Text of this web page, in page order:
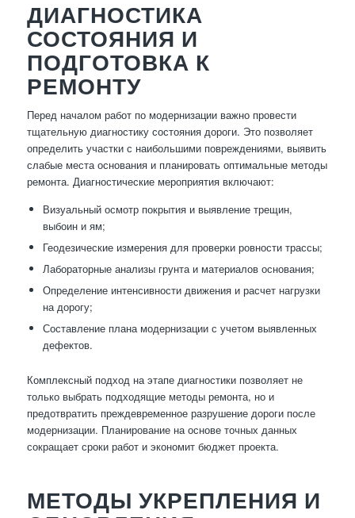
ДИАГНОСТИКА
СОСТОЯНИЯ И
ПОДГОТОВКА К
РЕМОНТУ
Перед началом работ по модернизации важно провести
тщательную диагностику состояния дороги. Это позволяет
определить участки с наибольшими повреждениями, выявить
слабые места основания и планировать оптимальные методы
ремонта. Диагностические мероприятия включают:
Визуальный осмотр покрытия и выявление трещин,
выбоин и ям;
Геодезические измерения для проверки ровности трассы;
Лабораторные анализы грунта и материалов основания;
Определение интенсивности движения и расчет нагрузки
на дорогу;
Составление плана модернизации с учетом выявленных
дефектов.
Комплексный подход на этапе диагностики позволяет не
только выбрать подходящие методы ремонта, но и
предотвратить преждевременное разрушение дороги после
модернизации. Планирование на основе точных данных
сокращает сроки работ и экономит бюджет проекта.
МЕТОДЫ УКРЕПЛЕНИЯ И